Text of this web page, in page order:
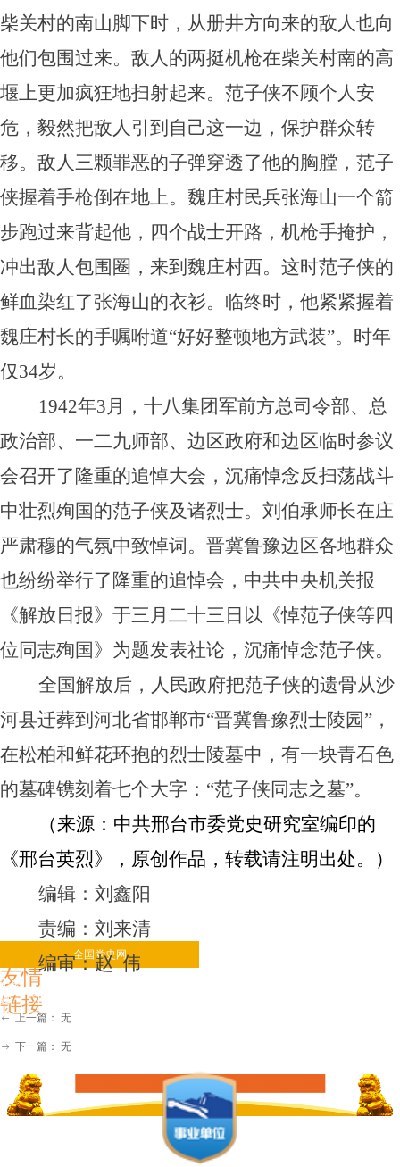
ꂃ 上一篇： 无
ꁹ 下一篇： 无
柴关村的南山脚下时，从册井方向来的敌人也向
他们包围过来。敌人的两挺机枪在柴关村南的高
堰上更加疯狂地扫射起来。范子侠不顾个人安
危，毅然把敌人引到自己这一边，保护群众转
移。敌人三颗罪恶的子弹穿透了他的胸膛，范子
侠握着手枪倒在地上。魏庄村民兵张海山一个箭
步跑过来背起他，四个战士开路，机枪手掩护，
冲出敌人包围圈，来到魏庄村西。这时范子侠的
鲜血染红了张海山的衣衫。临终时，他紧紧握着
魏庄村长的手嘱咐道“好好整顿地方武装”。时年
仅34岁。
1942年3月，十八集团军前方总司令部、总
政治部、一二九师部、边区政府和边区临时参议
会召开了隆重的追悼大会，沉痛悼念反扫荡战斗
中壮烈殉国的范子侠及诸烈士。刘伯承师长在庄
严肃穆的气氛中致悼词。晋冀鲁豫边区各地群众
也纷纷举行了隆重的追悼会，中共中央机关报
《解放日报》于三月二十三日以《悼范子侠等四
位同志殉国》为题发表社论，沉痛悼念范子侠。
全国解放后，人民政府把范子侠的遗骨从沙
河县迁葬到河北省邯郸市“晋冀鲁豫烈士陵园”，
在松柏和鲜花环抱的烈士陵墓中，有一块青石色
的墓碑镌刻着七个大字：“范子侠同志之墓”。
（来源：中共邢台市委党史研究室编印的
《邢台英烈》，原创作品，转载请注明出处。）
编辑：刘鑫阳
责编：刘来清
编审：赵 伟
友情
链接
全国党史网
中央 北京
建
江西
肃
宁夏